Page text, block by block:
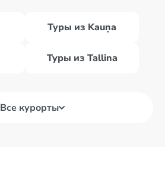
Туры из Kauņa
Туры из Tallina
Все курорты